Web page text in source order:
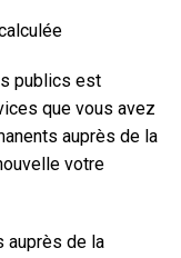
publics est
que vous avez
auprès de la
votre
auprès de la